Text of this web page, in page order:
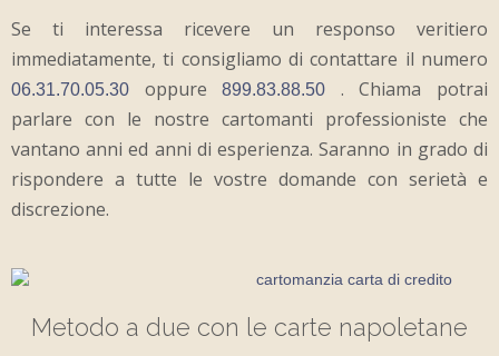
Se ti interessa ricevere un responso veritiero
immediatamente, ti consigliamo di contattare il numero
06.31.70.05.30 oppure899.83.88.50
. Chiama potrai
parlare con le nostre cartomanti professioniste che
vantano anni ed anni di esperienza. Saranno in grado di
rispondere a tutte le vostre domande con serietà e
discrezione.
Metodo a due con le carte napoletane